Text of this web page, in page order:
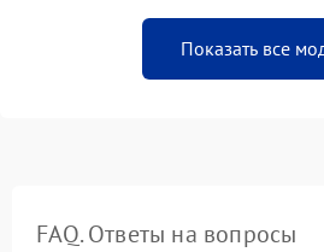
Показать все
FAQ. Ответы на вопросы